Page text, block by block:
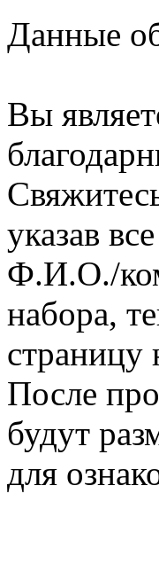
Данные
Вы
указав
Ф.И.О./
набора,
страницу
После
будут
для